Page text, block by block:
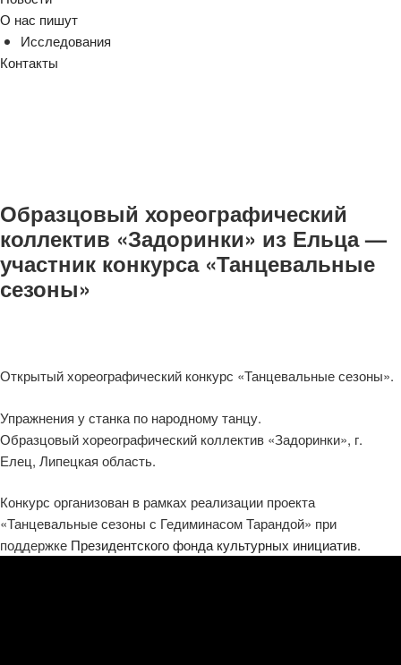
О нас пишут
Исследования
Контакты
Образцовый хореографический
коллектив «Задоринки» из Ельца —
участник конкурса «Танцевальные
сезоны»
Открытый хореографический конкурс «Танцевальные сезоны».
Упражнения у станка по народному танцу.
Образцовый хореографический коллектив «Задоринки», г.
Елец, Липецкая область.
Конкурс организован в рамках реализации проекта
«Танцевальные сезоны с Гедиминасом Тарандой» при
поддержке Президентского фонда культурных инициатив.